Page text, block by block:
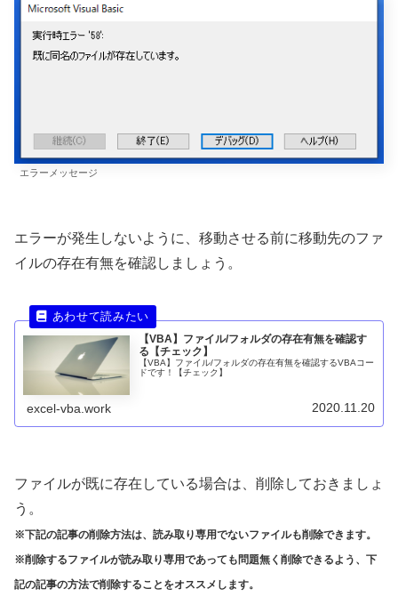
エラーメッセージ
エラーが発生しないように、移動させる前に移動先のファ
イルの存在有無を確認しましょう。
【VBA】ファイル/フォルダの存在有無を確認す
る【チェック】
【VBA】ファイル/フォルダの存在有無を確認するVBAコー
ドです！【チェック】
excel-vba.work 2020.11.20
ファイルが既に存在している場合は、削除しておきましょ
う。
※下記の記事の削除方法は、読み取り専用でないファイルも削除できます。
※削除するファイルが読み取り専用であっても問題無く削除できるよう、下
記の記事の方法で削除することをオススメします。